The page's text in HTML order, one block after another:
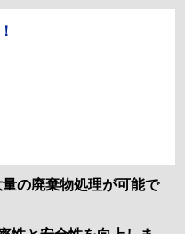
の廃棄物処理が可能で